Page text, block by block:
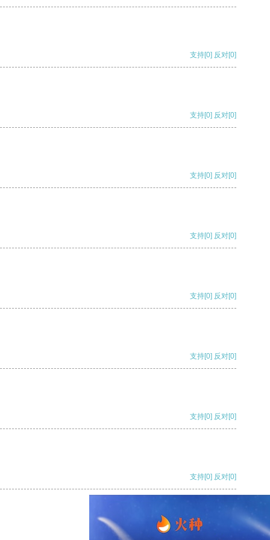
支持[0] 反对[0]
支持[0] 反对[0]
支持[0] 反对[0]
支持[0] 反对[0]
支持[0] 反对[0]
支持[0] 反对[0]
支持[0] 反对[0]
支持[0] 反对[0]